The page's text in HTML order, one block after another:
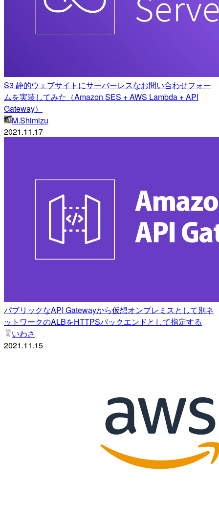
S3 静的ウェブサイトにサーバーレスなお問い合わせフォー
ムを実装してみた（Amazon SES + AWS Lambda + API
Gateway）
M.Shimizu
2021.11.17
パブリックなAPI Gatewayから仮想オンプレミスとして別ネ
ットワークのALBをHTTPSバックエンドとして指定する
いわさ
2021.11.15